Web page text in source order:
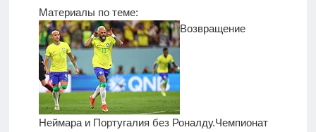
Материалы по теме:
Возвращение
Неймара и Португалия без Роналду.Чемпионат